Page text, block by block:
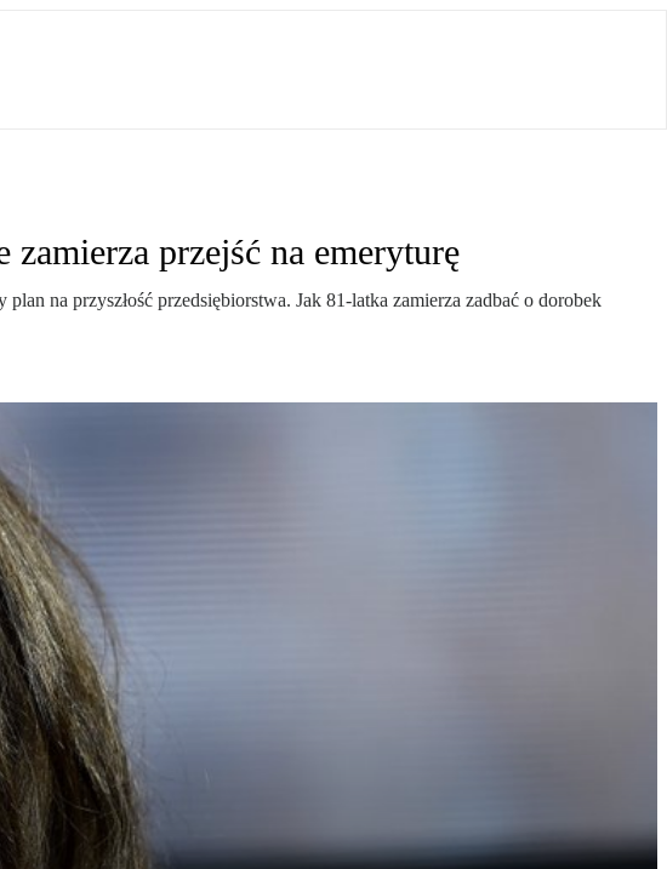
przejść na emeryturę
na przyszłość przedsiębiorstwa. Jak 81-latka zamierza zadbać o dorobek